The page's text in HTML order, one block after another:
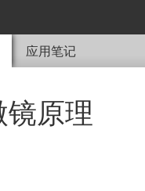
应用笔记
原理